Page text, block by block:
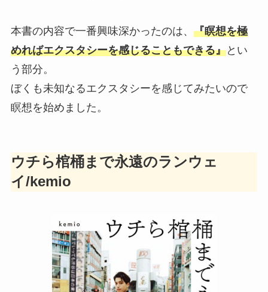
本書の内容で一番興味深かったのは、 『瞑想を極
めればエクスタシーを感じることもできる』とい
う部分。
ぼくも未知なるエクスタシーを感じてみたいので
瞑想を始めました。
ウチら棺桶まで永遠のランウェ
イ/kemio